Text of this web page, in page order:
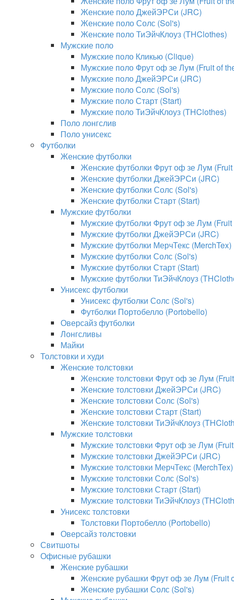
Женские поло ДжейЭРСи (JRC)
Женские поло Солс (Sol's)
Женские поло ТиЭйчКлоуз (THClothes)
Мужские поло
Мужские поло Кликью (Clique)
Мужские поло Фрут оф зе Лум (Fruit of
Мужские поло ДжейЭРСи (JRC)
Мужские поло Солс (Sol's)
Мужские поло Старт (Start)
Мужские поло ТиЭйчКлоуз (THClothes)
Поло лонгслив
Поло унисекс
Футболки
Женские футболки
Женские футболки Фрут оф зе Лум (Fruit
Женские футболки ДжейЭРСи (JRC)
Женские футболки Солс (Sol's)
Женские футболки Старт (Start)
Мужские футболки
Мужские футболки Фрут оф зе Лум (Fruit
Мужские футболки ДжейЭРСи (JRC)
Мужские футболки МерчТекс (MerchTex)
Мужские футболки Солс (Sol's)
Мужские футболки Старт (Start)
Мужские футболки ТиЭйчКлоуз
Унисекс футболки
Унисекс футболки Солс (Sol's)
Футболки Портобелло (Portobello)
Оверсайз футболки
Лонгсливы
Майки
Толстовки и худи
Женские толстовки
Женские толстовки Фрут оф зе Лум
Женские толстовки ДжейЭРСи (JRC)
Женские толстовки Солс (Sol's)
Женские толстовки Старт (Start)
Женские толстовки ТиЭйчКлоуз
Мужские толстовки
Мужские толстовки Фрут оф зе Лум
Мужские толстовки ДжейЭРСи (JRC)
Мужские толстовки МерчТекс (MerchTex)
Мужские толстовки Солс (Sol's)
Мужские толстовки Старт (Start)
Мужские толстовки ТиЭйчКлоуз
Унисекс толстовки
Толстовки Портобелло (Portobello)
Оверсайз толстовки
Свитшоты
Офисные рубашки
Женские рубашки
Женские рубашки Фрут оф зе Лум (Fruit
Женские рубашки Солс (Sol's)